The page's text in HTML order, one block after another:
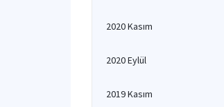
2020 Kasım
2020 Eylül
2019 Kasım